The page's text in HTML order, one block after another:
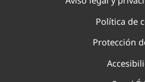
Política de
Protección